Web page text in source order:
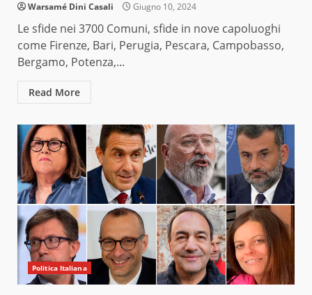
Warsamé Dini Casali Giugno 10, 2024
Le sfide nei 3700 Comuni, sfide in nove capoluoghi
come Firenze, Bari, Perugia, Pescara, Campobasso,
Bergamo, Potenza,...
Read More
Politica Italiana